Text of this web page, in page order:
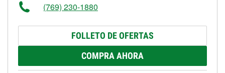
(769) 230-1880
FOLLETO DE OFERTAS
COMPRA AHORA